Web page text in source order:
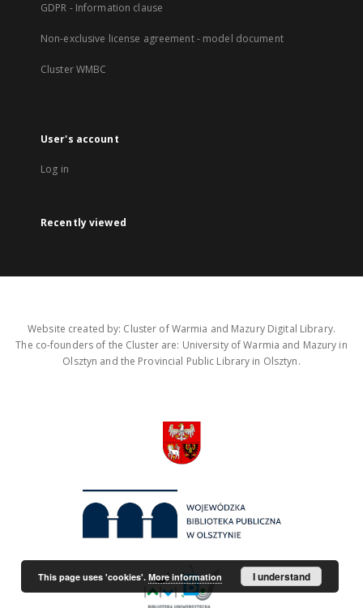
GDPR - Information clause
Non-exclusive license agreement - model document
Cluster WMBC
User's account
Log in
Recently viewed
Website created by: Cluster of Warmia and Mazury Digital Library.
The co-founders of the Cluster are: University of Warmia and Mazury in
Olsztyn and the Provincial Public Library in Olsztyn.
This page uses 'cookies'. More information I understand